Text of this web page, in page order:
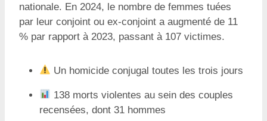
nationale. En 2024, le nombre de femmes tuées
par leur conjoint ou ex-conjoint a augmenté de 11
% par rapport à 2023, passant à 107 victimes.
Un homicide conjugal toutes les trois jours
138 morts violentes au sein des couples
recensées, dont 31 hommes